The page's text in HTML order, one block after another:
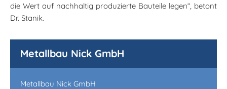
die Wert auf nachhaltig produzierte Bauteile legen“, betont
Dr. Stanik.
Metallbau Nick GmbH
Metallbau Nick GmbH